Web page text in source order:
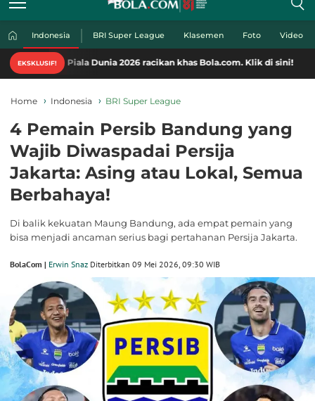
Indonesia BRI Super League Klasemen Foto Video
EKSKLUSIF!
Dunia 2026 racikan khas Bola.com. Klik di sini!
Home Indonesia BRI Super League
4 Pemain Persib Bandung yang
Wajib Diwaspadai Persija
Jakarta: Asing atau Lokal, Semua
Berbahaya!
Di balik kekuatan Maung Bandung, ada empat pemain yang
bisa menjadi ancaman serius bagi pertahanan Persija Jakarta.
BolaCom | Erwin Snaz Diterbitkan 09 Mei 2026, 09:30 WIB